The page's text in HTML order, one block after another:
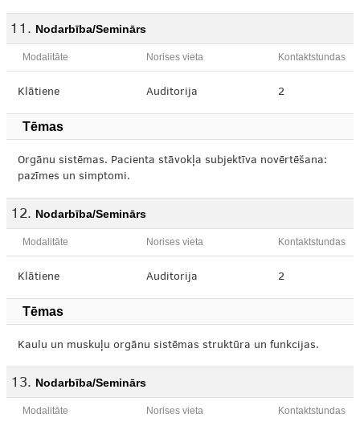
Nodarbība/Seminārs
Modalitāte Norises vieta Kontaktstundas
Klātiene Auditorija 2
Tēmas
Orgānu sistēmas. Pacienta stāvokļa subjektīva novērtēšana:
pazīmes un simptomi.
Nodarbība/Seminārs
Modalitāte Norises vieta Kontaktstundas
Klātiene Auditorija 2
Tēmas
Kaulu un muskuļu orgānu sistēmas struktūra un funkcijas.
Nodarbība/Seminārs
Modalitāte Norises vieta Kontaktstundas